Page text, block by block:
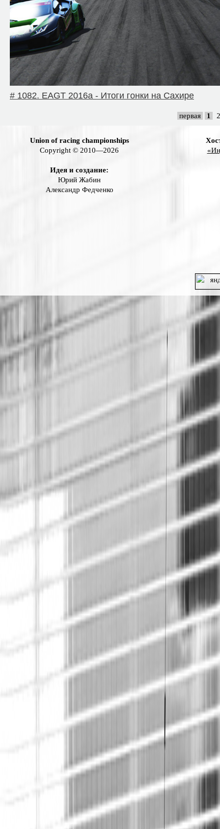
# 1082. EAGT 2016a - Итоги гонки на Сахире
первая 1
Union of racing championships
Copyright © 2010—2026
Идея и создание:
Юрий Жабин
Александр Федченко